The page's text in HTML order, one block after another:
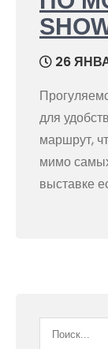
26
для
маршрут,
мимо
выставке